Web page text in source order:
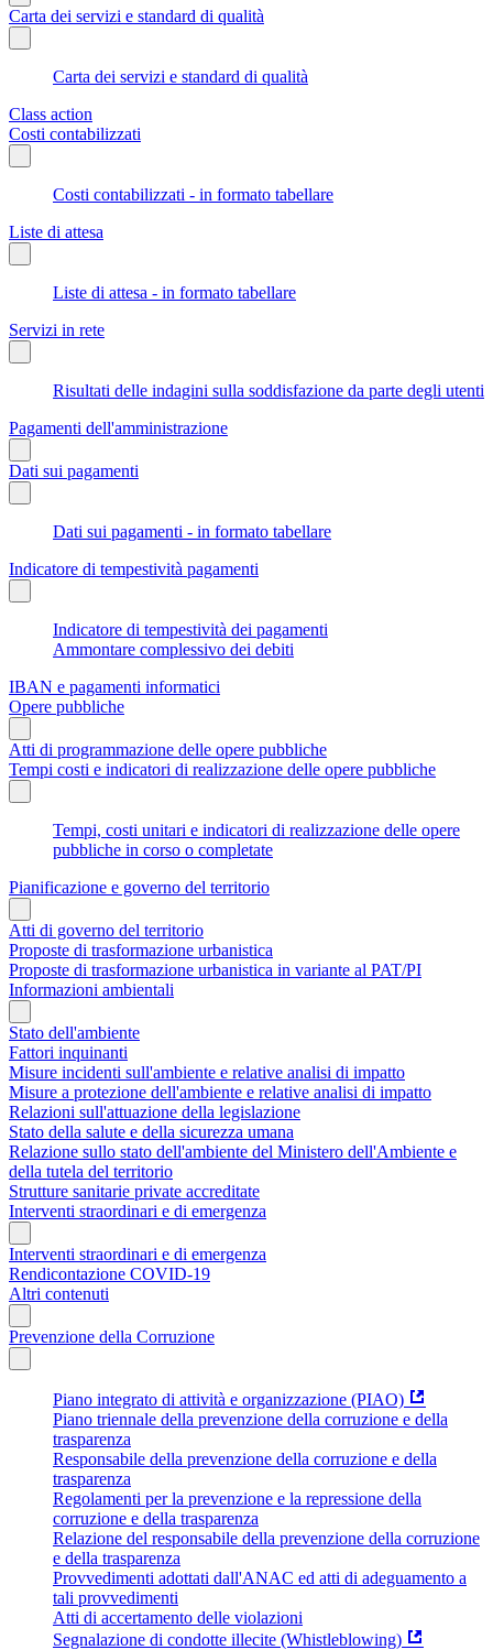
Carta dei servizi e standard di qualità
Carta dei servizi e standard di qualità
Class action
Costi contabilizzati
Costi contabilizzati - in formato tabellare
Liste di attesa
Liste di attesa - in formato tabellare
Servizi in rete
Risultati delle indagini sulla soddisfazione da parte degli utenti
Pagamenti dell'amministrazione
Dati sui pagamenti
Dati sui pagamenti - in formato tabellare
Indicatore di tempestività pagamenti
Indicatore di tempestività dei pagamenti
Ammontare complessivo dei debiti
IBAN e pagamenti informatici
Opere pubbliche
Atti di programmazione delle opere pubbliche
Tempi costi e indicatori di realizzazione delle opere pubbliche
Tempi, costi unitari e indicatori di realizzazione delle opere
pubbliche in corso o completate
Pianificazione e governo del territorio
Atti di governo del territorio
Proposte di trasformazione urbanistica
Proposte di trasformazione urbanistica in variante al PAT/PI
Informazioni ambientali
Stato dell'ambiente
Fattori inquinanti
Misure incidenti sull'ambiente e relative analisi di impatto
Misure a protezione dell'ambiente e relative analisi di impatto
Relazioni sull'attuazione della legislazione
Stato della salute e della sicurezza umana
Relazione sullo stato dell'ambiente del Ministero dell'Ambiente e
della tutela del territorio
Strutture sanitarie private accreditate
Interventi straordinari e di emergenza
Interventi straordinari e di emergenza
Rendicontazione COVID-19
Altri contenuti
Prevenzione della Corruzione
Piano integrato di attività e organizzazione (PIAO)
Piano triennale della prevenzione della corruzione e della
trasparenza
Responsabile della prevenzione della corruzione e della
trasparenza
Regolamenti per la prevenzione e la repressione della
corruzione e della trasparenza
Relazione del responsabile della prevenzione della corruzione
e della trasparenza
Provvedimenti adottati dall'ANAC ed atti di adeguamento a
tali provvedimenti
Atti di accertamento delle violazioni
Segnalazione di condotte illecite (Whistleblowing)